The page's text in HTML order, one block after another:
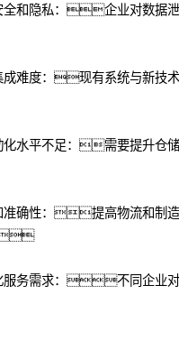
和隐私：企业对数据泄
难度：现有系统与新技
水平不足：需要提升仓储
确性：提高物流和制造
务需求：不同企业对